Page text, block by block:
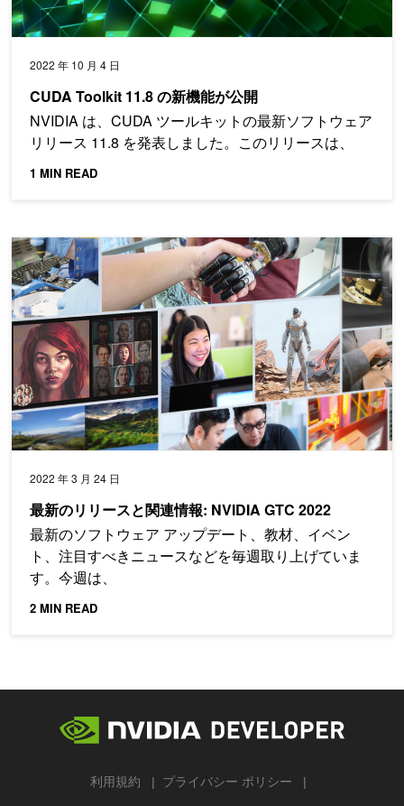
2022 年 10 月 4 日
CUDA Toolkit 11.8 の新機能が公開
NVIDIA は、CUDA ツールキットの最新ソフトウェア
リリース 11.8 を発表しました。このリリースは、
1 MIN READ
2022 年 3 月 24 日
最新のリリースと関連情報: NVIDIA GTC 2022
最新のソフトウェア アップデート、教材、イベン
ト、注目すべきニュースなどを毎週取り上げていま
す。今週は、
2 MIN READ
最新のリリースと関連情報: NVIDIA GTC 2022
利用規約 プライバシー ポリシー